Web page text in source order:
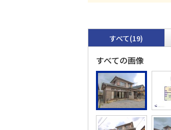
すべて(19)
すべての画像